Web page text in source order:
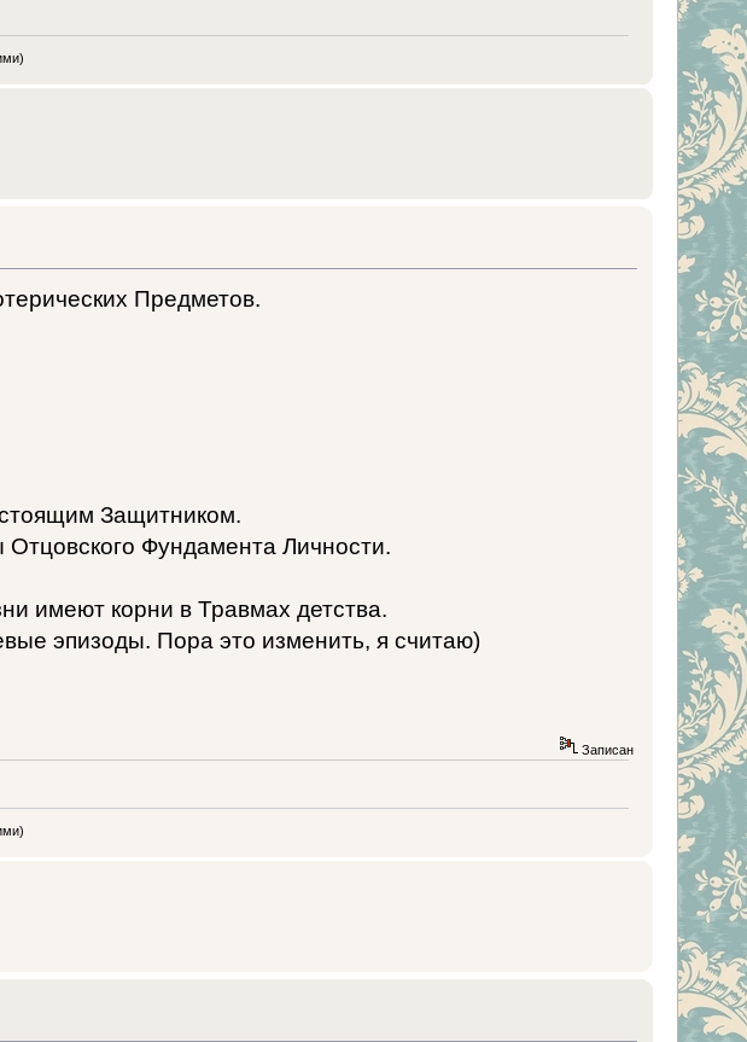
Предметов.
Защитником.
Фундамента Личности.
имеют корни в Травмах детства.
эпизоды. Пора это изменить, я считаю)
Записан